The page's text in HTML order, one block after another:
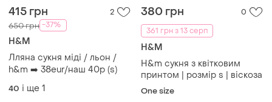
415 грн 2
650 грн -37%
H&M
Лляна сукня міді / льон /
h&m ➡️ 38eur/наш 40р (s)
40 і ще 1
380 грн
0
361 грн з 13 серп
H&M
H&m сукня з квітковим
принтом | розмір s | віскоза
One size